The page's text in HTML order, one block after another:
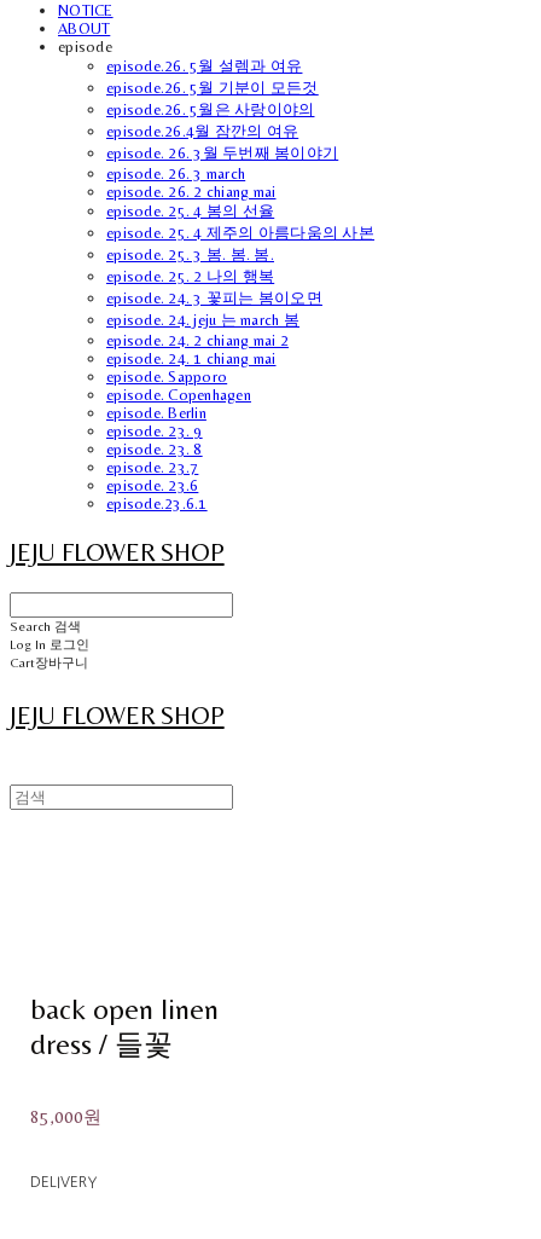
NOTICE
ABOUT
episode
episode.26. 5월 설렘과 여유
episode.26. 5월 기분이 모든것
episode.26. 5월은 사랑이야의
episode.26.4월 잠깐의 여유
episode. 26. 3월 두번째 봄이야기
episode. 26. 3 march
episode. 26. 2 chiang mai
episode. 25. 4 봄의 선율
episode. 25. 4 제주의 아름다움의 사본
episode. 25. 3 봄. 봄. 봄.
episode. 25. 2 나의 행복
episode. 24. 3 꽃피는 봄이오면
episode. 24. jeju 는 march 봄
episode. 24. 2 chiang mai 2
episode. 24. 1 chiang mai
episode. Sapporo
episode. Copenhagen
episode. Berlin
episode. 23. 9
episode. 23. 8
episode. 23.7
episode. 23.6
episode.23.6.1
JEJU FLOWER SHOP
Search 검색
Log In 로그인
Cart장바구니
JEJU FLOWER SHOP
back open linen
dress / 들꽃
85,000원
DELIVERY